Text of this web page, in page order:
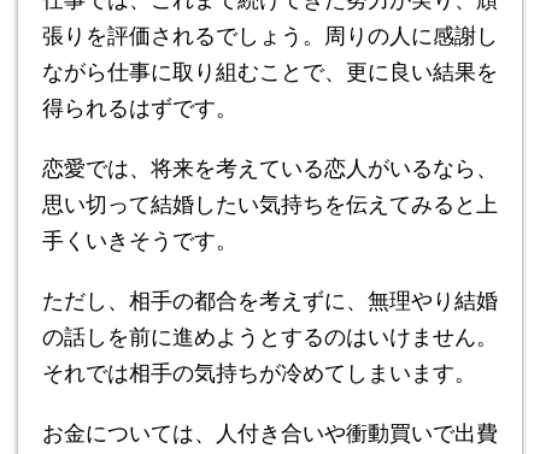
張りを評価されるでしょう。周りの人に感謝し
ながら仕事に取り組むことで、更に良い結果を
得られるはずです。
恋愛では、将来を考えている恋人がいるなら、
思い切って結婚したい気持ちを伝えてみると上
手くいきそうです。
ただし、相手の都合を考えずに、無理やり結婚
の話しを前に進めようとするのはいけません。
それでは相手の気持ちが冷めてしまいます。
お金については、人付き合いや衝動買いで出費